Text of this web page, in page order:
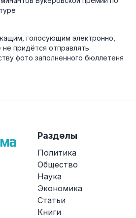
голосующим электронно,
придётся отправлять
фото заполненного бюллетеня
Разделы
Политика
Общество
Наука
Экономика
Статьи
Книги